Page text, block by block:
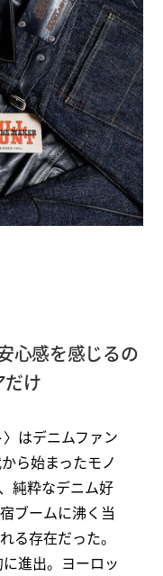
心感を感じるの
だけ
はデニムファン
ら始まったモノ
純粋なデニム好
ブームに沸く当
る存在だった。
進出。ヨーロッ